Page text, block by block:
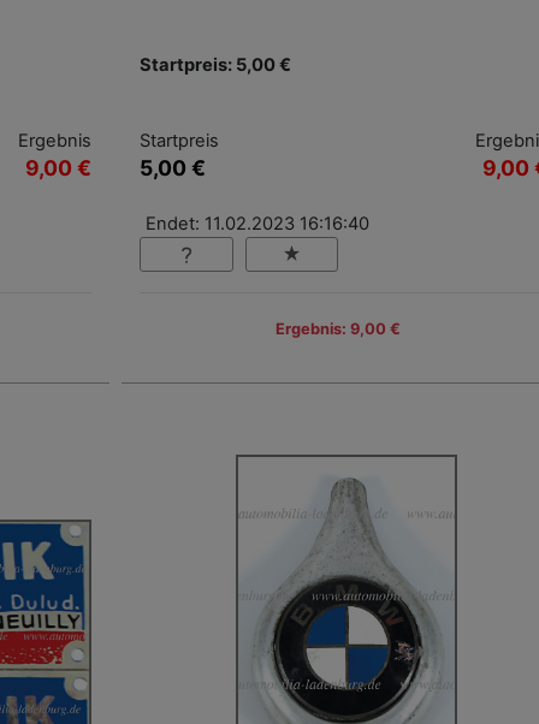
Ergebnis
9,00 €
Startpreis: 5,00 €
Startpreis
5,00 € 9,00
Endet: 11.02.2023 16:16:40
Ergebnis: 9,00 €